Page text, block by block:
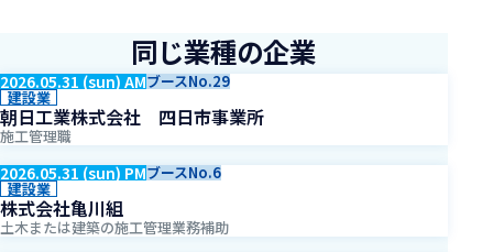
同じ業種の企業
2026.05.31 (sun) AMブースNo.29
建設業
朝日工業株式会社 四日市事業所
施工管理職
2026.05.31 (sun) PMブースNo.6
建設業
株式会社亀川組
土木または建築の施工管理業務補助